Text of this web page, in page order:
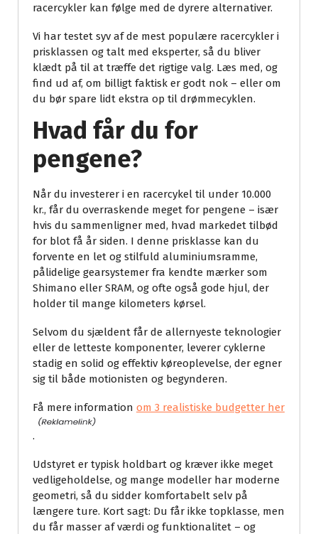
racercykler kan følge med de dyrere alternativer.
Vi har testet syv af de mest populære racercykler i
prisklassen og talt med eksperter, så du bliver
klædt på til at træffe det rigtige valg. Læs med, og
find ud af, om billigt faktisk er godt nok – eller om
du bør spare lidt ekstra op til drømmecyklen.
Hvad får du for
pengene?
Når du investerer i en racercykel til under 10.000
kr., får du overraskende meget for pengene – især
hvis du sammenligner med, hvad markedet tilbød
for blot få år siden. I denne prisklasse kan du
forvente en let og stilfuld aluminiumsramme,
pålidelige gearsystemer fra kendte mærker som
Shimano eller SRAM, og ofte også gode hjul, der
holder til mange kilometers kørsel.
Selvom du sjældent får de allernyeste teknologier
eller de letteste komponenter, leverer cyklerne
stadig en solid og effektiv køreoplevelse, der egner
sig til både motionisten og begynderen.
Få mere information om 3 realistiske budgetter her
.
Udstyret er typisk holdbart og kræver ikke meget
vedligeholdelse, og mange modeller har moderne
geometri, så du sidder komfortabelt selv på
længere ture. Kort sagt: Du får ikke topklasse, men
du får masser af værdi og funktionalitet – og